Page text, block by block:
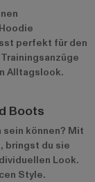
perfekt für den
Alltagslook.
Boots
können? Mit
bringst du sie
Look.
Style.